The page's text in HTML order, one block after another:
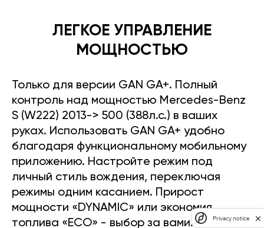
ЛЕГКОЕ УПРАВЛЕНИЕ
МОЩНОСТЬЮ
Только для версии GAN GA+. Полный
контроль над мощностью Mercedes-Benz
S (W222) 2013-> 500 (388л.с.) в ваших
руках. Использовать GAN GA+ удобно
благодаря функциональному мобильному
приложению. Настройте режим под
личный стиль вождения, переключая
режимы одним касанием. Прирост
мощности «DYNAMIC» или экономия
топлива «ECO» - выбор за вами.
Privacy notice